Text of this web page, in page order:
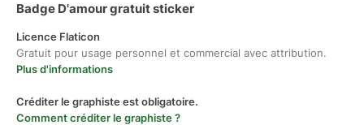
Badge D'amour gratuit sticker
Licence Flaticon
Gratuit pour usage personnel et commercial avec attribution.
Plus d'informations
Créditer le graphiste est obligatoire.
Comment créditer le graphiste ?